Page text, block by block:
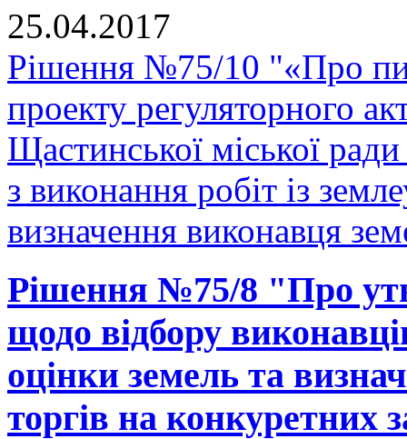
25.04.2017
Рішення №75/10 "«Про
проекту регуляторного
Щастинської міської
з виконання робіт із
визначення виконавця
Рішення №75/8 "Про
щодо відбору
оцінки земель та
торгів на конкуретних